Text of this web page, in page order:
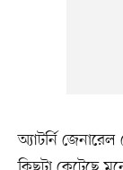
অ্যাটর্নি